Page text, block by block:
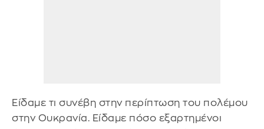
Είδαμε τι συνέβη στην περίπτωση του πολέμου
στην Ουκρανία. Είδαμε πόσο εξαρτημένοι